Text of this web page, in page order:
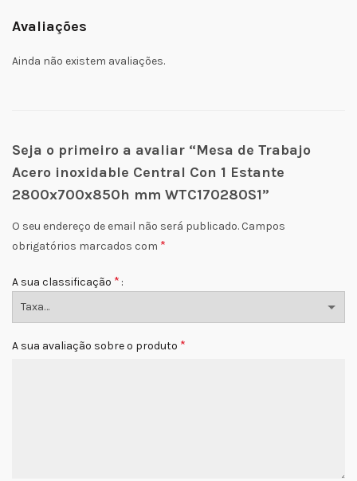
Avaliações
Ainda não existem avaliações.
Seja o primeiro a avaliar “Mesa de Trabajo
Acero inoxidable Central Con 1 Estante
2800x700x850h mm WTC170280S1”
O seu endereço de email não será publicado. Campos
obrigatórios marcados com *
A sua classificação *
A sua avaliação sobre o produto *